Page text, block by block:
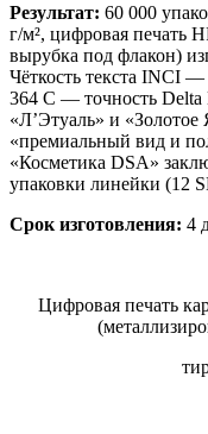
Результат: 60 000
г/м², цифровая печать
вырубка под флакон)
Чёткость текста INCI
364 C — точность Delta
«Л’Этуаль» и
«премиальный вид и
«Косметика DSA»
упаковки линейки (12
Срок изготовления: 4
Цифровая печать